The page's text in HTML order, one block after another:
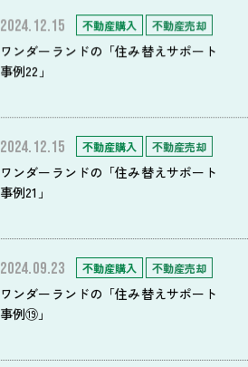
2024.12.15 不動産購入 不動産売却
ワンダーランドの「住み替えサポート
事例22」
2024.12.15 不動産購入 不動産売却
ワンダーランドの「住み替えサポート
事例21」
2024.09.23 不動産購入 不動産売却
ワンダーランドの「住み替えサポート
事例⑲」